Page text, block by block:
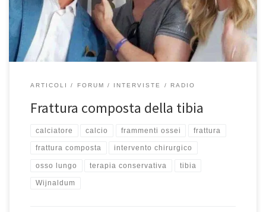
magari non ha avuto modo di ascoltarlo prima può sapere chi è di
che […]
ARTICOLI FORUM INTERVISTE RADIO
Frattura composta della tibia
calciatore calcio frammenti ossei frattura
frattura composta intervento chirurgico
osso lungo terapia conservativa tibia
Wijnaldum